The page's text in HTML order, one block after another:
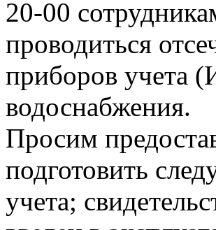
20-00
проводиться
приборов учета
водоснабжения.
Просим
подготовить
учета;